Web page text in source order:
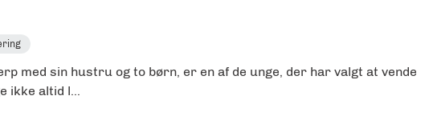
med sin hustru og to børn, er en af de unge, der har valgt at vende
ikke altid l...